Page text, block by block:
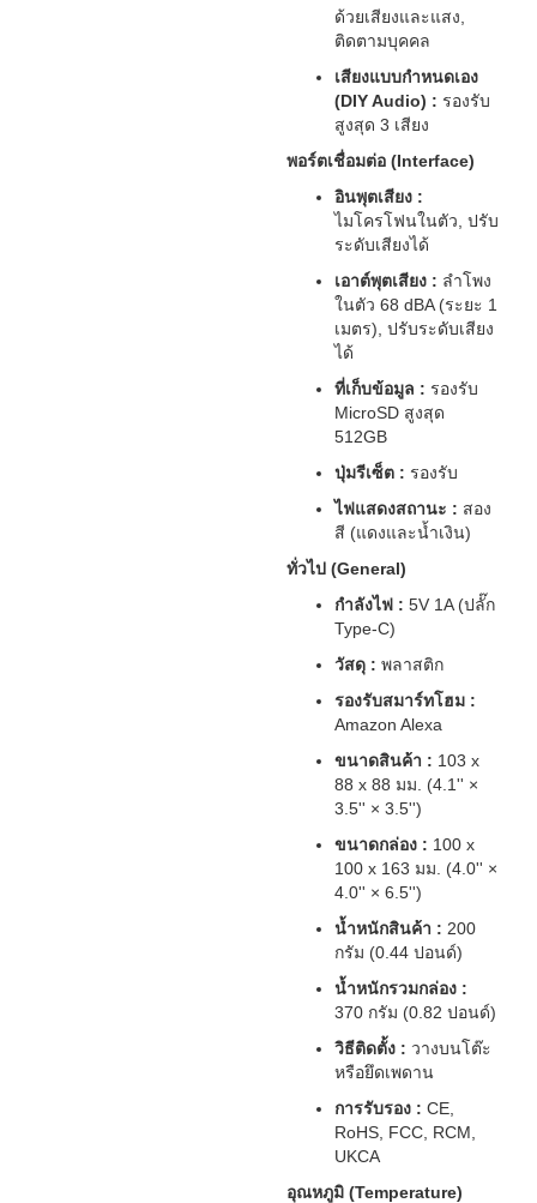
ด้วยเสียงและแสง,
ติดตามบุคคล
เสียงแบบกำหนดเอง
(DIY Audio) : รองรับ
สูงสุด 3 เสียง
พอร์ตเชื่อมต่อ (Interface)
อินพุตเสียง :
ไมโครโฟนในตัว, ปรับ
ระดับเสียงได้
เอาต์พุตเสียง : ลำโพง
ในตัว 68 dBA (ระยะ 1
เมตร), ปรับระดับเสียง
ได้
ที่เก็บข้อมูล : รองรับ
MicroSD สูงสุด
512GB
ปุ่มรีเซ็ต : รองรับ
ไฟแสดงสถานะ : สอง
สี (แดงและน้ำเงิน)
ทั่วไป (General)
กำลังไฟ : 5V 1A (ปลั๊ก
Type-C)
วัสดุ : พลาสติก
รองรับสมาร์ทโฮม :
Amazon Alexa
ขนาดสินค้า : 103 x
88 x 88 มม. (4.1'' ×
3.5'' × 3.5'')
ขนาดกล่อง : 100 x
100 x 163 มม. (4.0'' ×
4.0'' × 6.5'')
น้ำหนักสินค้า : 200
กรัม (0.44 ปอนด์)
น้ำหนักรวมกล่อง :
370 กรัม (0.82 ปอนด์)
วิธีติดตั้ง : วางบนโต๊ะ
หรือยึดเพดาน
การรับรอง : CE,
RoHS, FCC, RCM,
UKCA
อุณหภูมิ (Temperature)